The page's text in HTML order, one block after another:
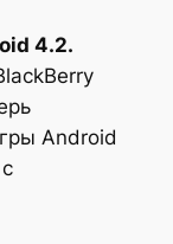
4.2.
Android